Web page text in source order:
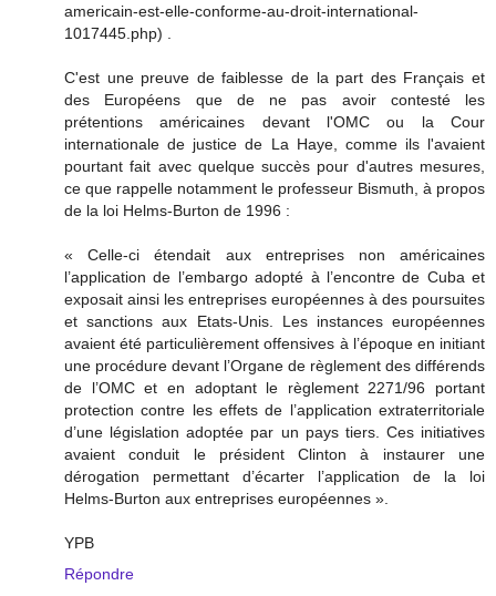
americain-est-elle-conforme-au-droit-international-
1017445.php) .
C'est une preuve de faiblesse de la part des Français et
des Européens que de ne pas avoir contesté les
prétentions américaines devant l'OMC ou la Cour
internationale de justice de La Haye, comme ils l'avaient
pourtant fait avec quelque succès pour d'autres mesures,
ce que rappelle notamment le professeur Bismuth, à propos
de la loi Helms-Burton de 1996 :
« Celle-ci étendait aux entreprises non américaines
l’application de l’embargo adopté à l’encontre de Cuba et
exposait ainsi les entreprises européennes à des poursuites
et sanctions aux Etats-Unis. Les instances européennes
avaient été particulièrement offensives à l’époque en initiant
une procédure devant l’Organe de règlement des différends
de l’OMC et en adoptant le règlement 2271/96 portant
protection contre les effets de l’application extraterritoriale
d’une législation adoptée par un pays tiers. Ces initiatives
avaient conduit le président Clinton à instaurer une
dérogation permettant d’écarter l’application de la loi
Helms-Burton aux entreprises européennes ».
YPB
Répondre